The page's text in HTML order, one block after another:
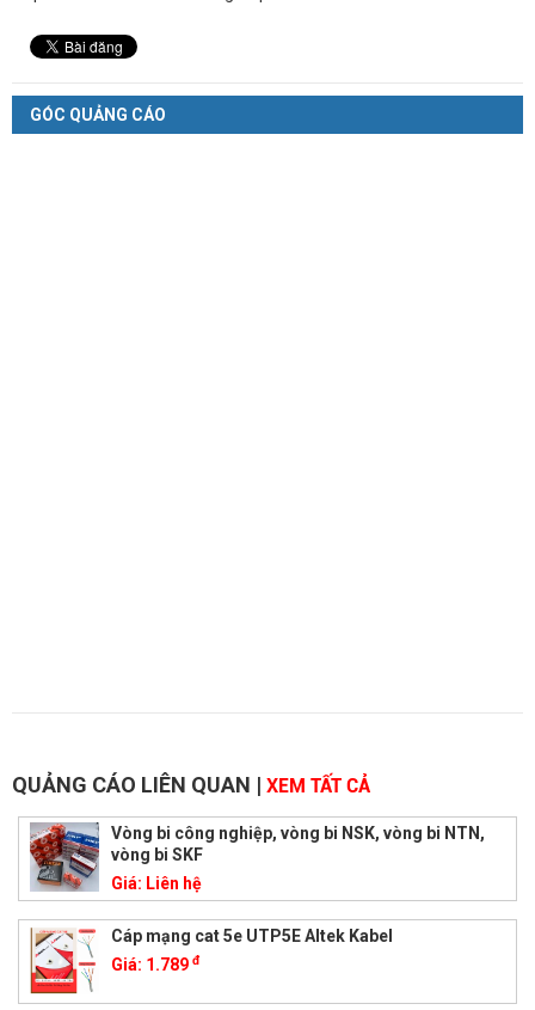
GÓC QUẢNG CÁO
QUẢNG CÁO LIÊN QUAN | XEM TẤT CẢ
Vòng bi công nghiệp, vòng bi NSK, vòng bi NTN,
vòng bi SKF
Giá: Liên hệ
Cáp mạng cat 5e UTP5E Altek Kabel
Giá: 1.789 đ